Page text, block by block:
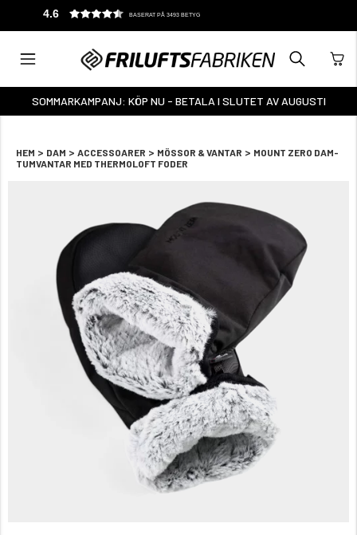
4.6 BASERAT PÅ 3493 BETYG
SOMMARKAMPANJ: KÖP NU - BETALA I SLUTET AV AUGUSTI
HEM > DAM > ACCESSOARER > MÖSSOR & VANTAR > MOUNT ZERO DAM-
TUMVANTAR MED THERMOLOFT FODER